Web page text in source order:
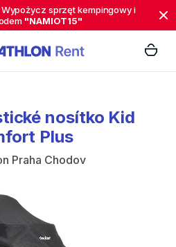
Wypożycz sprzęt kempingowy i
"NAMIOT15"
nosítko Kid
Plus
Praha Chodov